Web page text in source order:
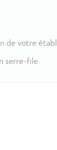
de votre
serre-file